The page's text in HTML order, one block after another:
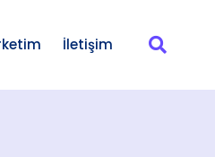
İletişim